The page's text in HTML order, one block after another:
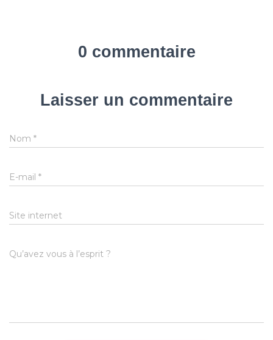
0 commentaire
Laisser un commentaire
Nom *
E-mail *
Site internet
Qu’avez vous à l’esprit ?